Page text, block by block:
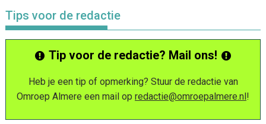
Tips voor de redactie
Tip voor de redactie? Mail ons!
Heb je een tip of opmerking? Stuur de redactie van
Omroep Almere een mail op redactie@omroepalmere.nl!